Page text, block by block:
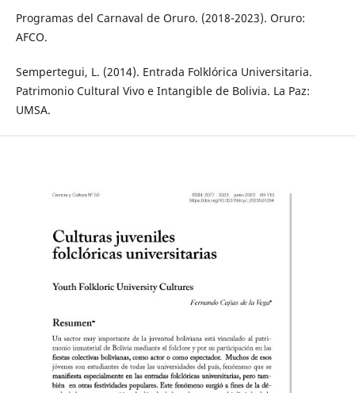
Programas del Carnaval de Oruro. (2018-2023). Oruro:
AFCO.
Sempertegui, L. (2014). Entrada Folklórica Universitaria.
Patrimonio Cultural Vivo e Intangible de Bolivia. La Paz:
UMSA.